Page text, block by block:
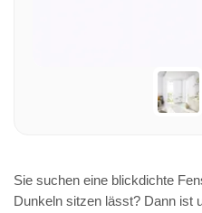
Sie suchen eine blickdichte
Dunkeln sitzen lässt? Dann ist